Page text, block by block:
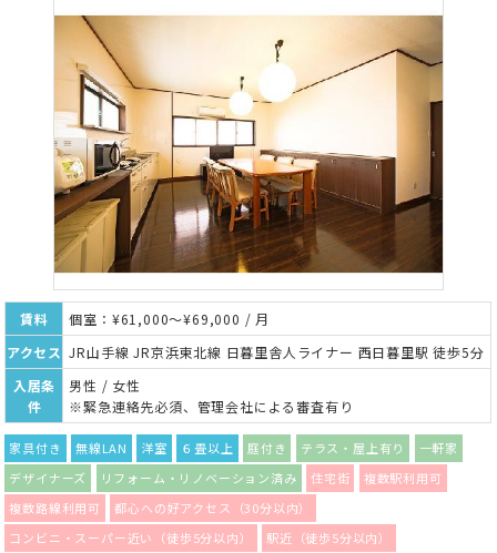
賃料
個室：¥61,000～¥69,000 / 月
アクセス JR山手線 JR京浜東北線 日暮里舎人ライナー 西日暮里駅 徒歩5分
入居条
件
男性 / 女性
※緊急連絡先必須、管理会社による審査有り
家具付き 無線LAN 洋室 ６畳以上 庭付き テラス・屋上有り
一軒家
デザイナーズ
リフォーム・リノベーション済み 住宅街
複数駅利用可
複数路線利用可
都心への好アクセス（30分以内）
コンビニ・スーパー近い（徒歩5分以内）
駅近（徒歩5分以内）